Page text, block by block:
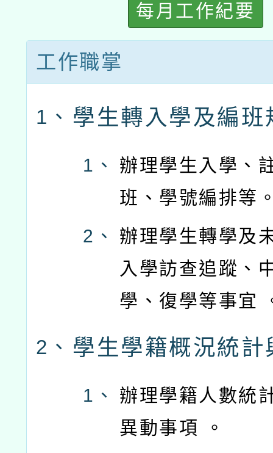
每月工作紀要
工作職掌
1、 學生轉入學及編班
1、
辦理學生入學、
班、學號編排等
2、
辦理學生轉學及
入學訪查追蹤、
學、復學等事宜
2、 學生學籍概況統計
1、
辦理學籍人數統
異動事項 。